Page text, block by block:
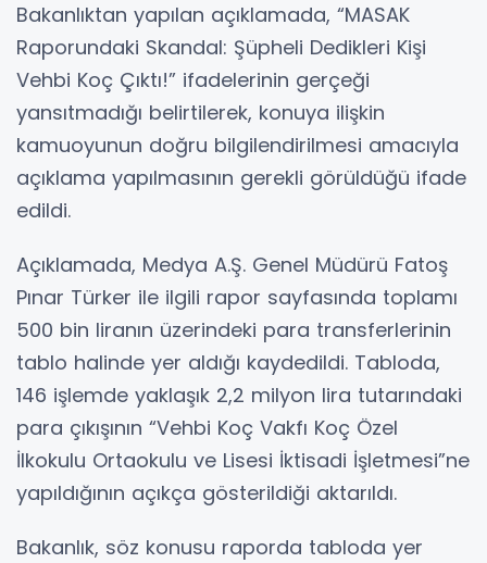
Bakanlıktan yapılan açıklamada, “MASAK
Raporundaki Skandal: Şüpheli Dedikleri Kişi
Vehbi Koç Çıktı!” ifadelerinin gerçeği
yansıtmadığı belirtilerek, konuya ilişkin
kamuoyunun doğru bilgilendirilmesi amacıyla
açıklama yapılmasının gerekli görüldüğü ifade
edildi.
Açıklamada, Medya A.Ş. Genel Müdürü Fatoş
Pınar Türker ile ilgili rapor sayfasında toplamı
500 bin liranın üzerindeki para transferlerinin
tablo halinde yer aldığı kaydedildi. Tabloda,
146 işlemde yaklaşık 2,2 milyon lira tutarındaki
para çıkışının “Vehbi Koç Vakfı Koç Özel
İlkokulu Ortaokulu ve Lisesi İktisadi İşletmesi”ne
yapıldığının açıkça gösterildiği aktarıldı.
Bakanlık, söz konusu raporda tabloda yer